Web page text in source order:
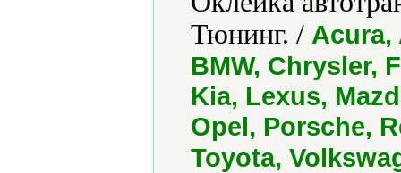
Тюнинг. / Acura,
BMW, Chrysler,
Kia, Lexus,
Opel, Porsche,
Toyota,